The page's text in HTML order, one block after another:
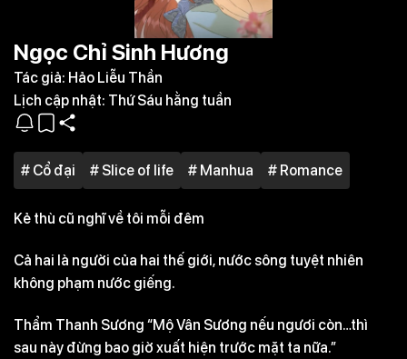
Ngọc Chỉ Sinh Hương
Tác giả: Hảo Liễu Thần
Lịch cập nhật: Thứ Sáu hằng tuần
# Cổ đại # Slice of life # Manhua # Romance
Kẻ thù cũ nghĩ về tôi mỗi đêm
Cả hai là người của hai thế giới, nước sông tuyệt nhiên
không phạm nước giếng.
Thẩm Thanh Sương “Mộ Vân Sương nếu ngươi còn…thì
sau này đừng bao giờ xuất hiện trước mặt ta nữa.”